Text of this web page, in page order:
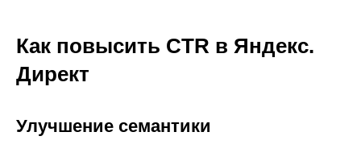
Как повысить CTR в Яндекс.
Директ
Улучшение семантики